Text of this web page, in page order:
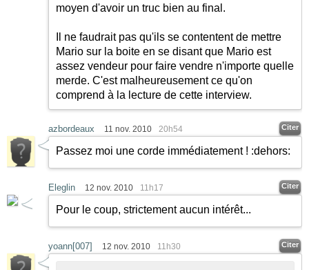
moyen d'avoir un truc bien au final.
Il ne faudrait pas qu'ils se contentent de mettre
Mario sur la boite en se disant que Mario est
assez vendeur pour faire vendre n'importe quelle
merde. C'est malheureusement ce qu'on
comprend à la lecture de cette interview.
azbordeaux 11 nov. 2010 20h54 Citer
Passez moi une corde immédiatement ! :dehors:
Eleglin 12 nov. 2010 11h17 Citer
Pour le coup, strictement aucun intérêt...
yoann[007] 12 nov. 2010 11h30 Citer